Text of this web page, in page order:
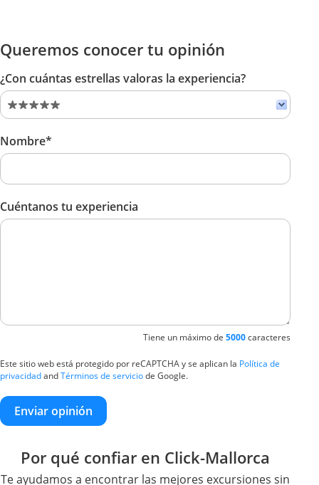
Queremos conocer tu opinión
¿Con cuántas estrellas valoras la experiencia?
Nombre*
Cuéntanos tu experiencia
Tiene un máximo de 5000caracteres
Este sitio web está protegido por reCAPTCHA y se aplican la Política de
privacidadandTérminos de serviciode Google.
Enviar opinión
Por qué confiar en Click-Mallorca
Te ayudamos a encontrar las mejores excursiones sin